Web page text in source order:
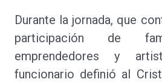
Durante la jornada, que
participación de
emprendedores y
funcionario definió al